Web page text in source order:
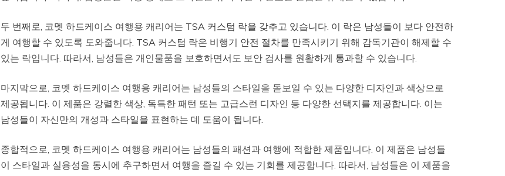
두 번째로, 코멧 하드케이스 여행용 캐리어는 TSA 커스텀 락을 갖추고 있습니다. 이 락은 남성들이 보다 안전하
게 여행할 수 있도록 도와줍니다. TSA 커스텀 락은 비행기 안전 절차를 만족시키기 위해 감독기관이 해제할 수
있는 락입니다. 따라서, 남성들은 개인물품을 보호하면서도 보안 검사를 원활하게 통과할 수 있습니다.
마지막으로, 코멧 하드케이스 여행용 캐리어는 남성들의 스타일을 돋보일 수 있는 다양한 디자인과 색상으로
제공됩니다. 이 제품은 강렬한 색상, 독특한 패턴 또는 고급스런 디자인 등 다양한 선택지를 제공합니다. 이는
남성들이 자신만의 개성과 스타일을 표현하는 데 도움이 됩니다.
종합적으로, 코멧 하드케이스 여행용 캐리어는 남성들의 패션과 여행에 적합한 제품입니다. 이 제품은 남성들
이 스타일과 실용성을 동시에 추구하면서 여행을 즐길 수 있는 기회를 제공합니다. 따라서, 남성들은 이 제품을